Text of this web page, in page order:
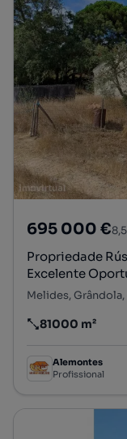
695 000 €
Propriedade
Excelente
Melides,
Preço por metro
81000 m²
Alemontes
Profissional